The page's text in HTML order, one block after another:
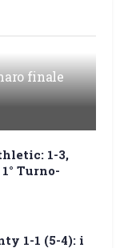
finale
1-3,
Turno-
1-1 (5-4): i